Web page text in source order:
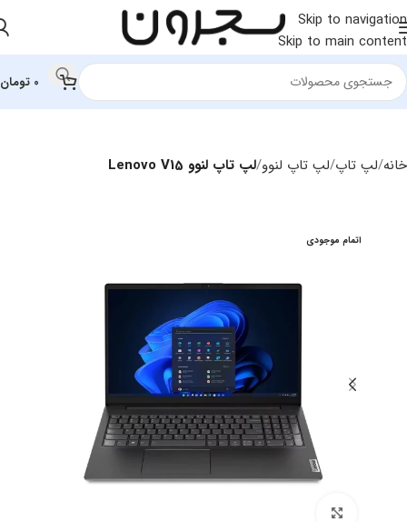
Skip to navigation
Skip to main content
0 تومان
خانه لپ تاپ لپ‌ تاپ لنوو لپ تاپ لنوو Lenovo V15
اتمام موجودی